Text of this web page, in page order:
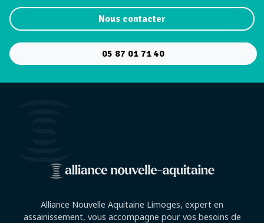
Nous contacter
05 87 01 71 40
Alliance Nouvelle Aquitaine Limoges, expert en
assainissement, vous accompagne pour vos besoins de